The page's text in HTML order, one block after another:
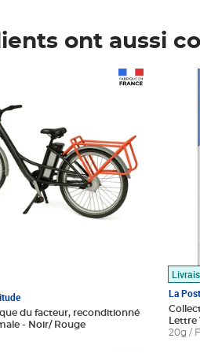
ont aussi
du facteur, reconditionné
- Noir/ Rouge
La
20g /
Prix